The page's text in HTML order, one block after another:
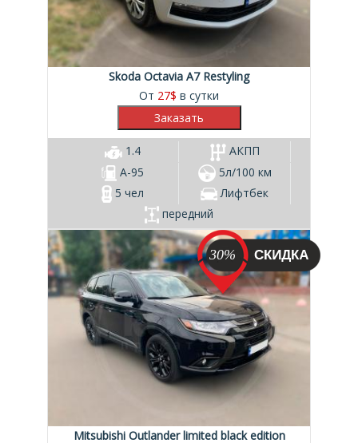
Skoda Octavia A7 Restyling
От 27$ в сутки
1.4
АКПП
А-95
5л/100 км
5 чел
Лифтбек
передний
30%
Mitsubishi Outlander limited black edition